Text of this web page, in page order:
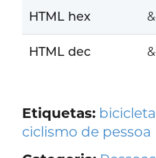
HTML hex
HTML dec
Etiquetas: bicicleta
ciclismo de pessoa